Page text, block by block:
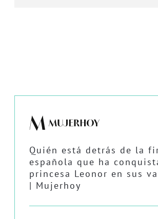
Quién está detrás de la
española que ha
princesa Leonor en sus
| Mujerhoy